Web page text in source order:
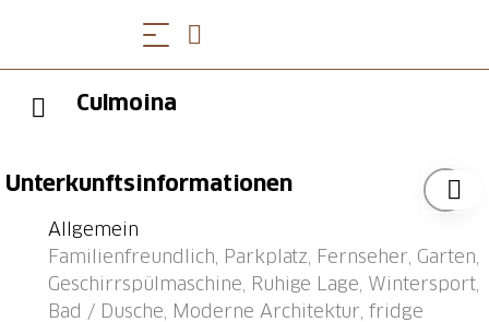
Culmoina
Unterkunftsinformationen
Allgemein
Familienfreundlich, Parkplatz, Fernseher, Garten,
Geschirrspülmaschine, Ruhige Lage, Wintersport,
Bad / Dusche, Moderne Architektur, fridge